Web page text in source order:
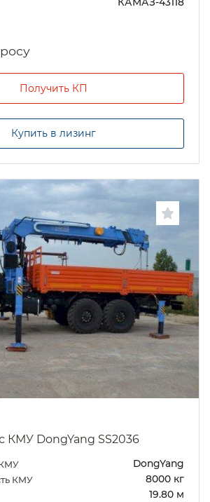
КАМАЗ-43118
Получить КП
Купить в лизинг
КМУ DongYang SS2036
DongYang
КМУ 8000 кг
19.80 м